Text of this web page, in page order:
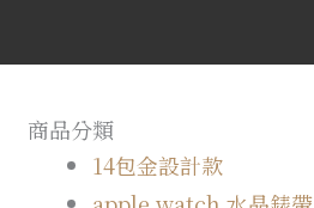
商品分類
14包金設計款